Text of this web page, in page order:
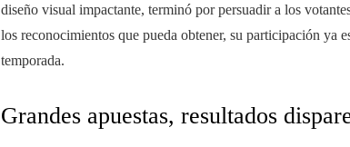
diseño visual impactante, terminó por persuadir a los
los reconocimientos que pueda obtener, su participación ya
temporada.
Grandes apuestas, resultados